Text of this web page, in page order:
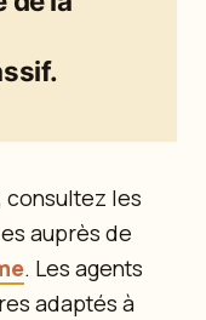
consultez les
auprès de
. Les agents
adaptés à